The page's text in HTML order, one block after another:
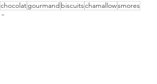
chocolatgourmand biscuitschamallowsmores
Goûter